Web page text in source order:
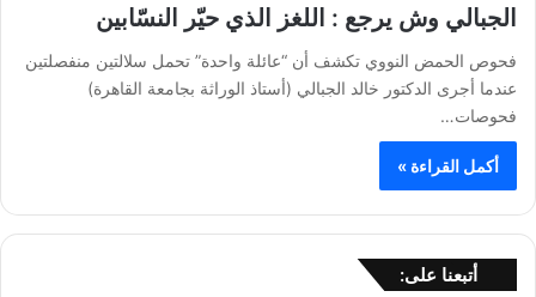
الجبالي وش يرجع : اللغز الذي حيّر النسّابين
فحوص الحمض النووي تكشف أن “عائلة واحدة” تحمل سلالتين منفصلتين
عندما أجرى الدكتور خالد الجبالي (أستاذ الوراثة بجامعة القاهرة)
فحوصات…
أكمل القراءة »
أتبعنا على: